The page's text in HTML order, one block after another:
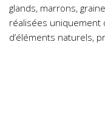
glands, marrons,
réalisées uniquement
d’éléments naturels,